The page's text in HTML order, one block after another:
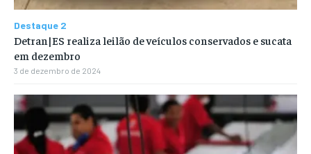
Destaque 2
Detran|ES realiza leilão de veículos conservados e sucata
em dezembro
3 de dezembro de 2024